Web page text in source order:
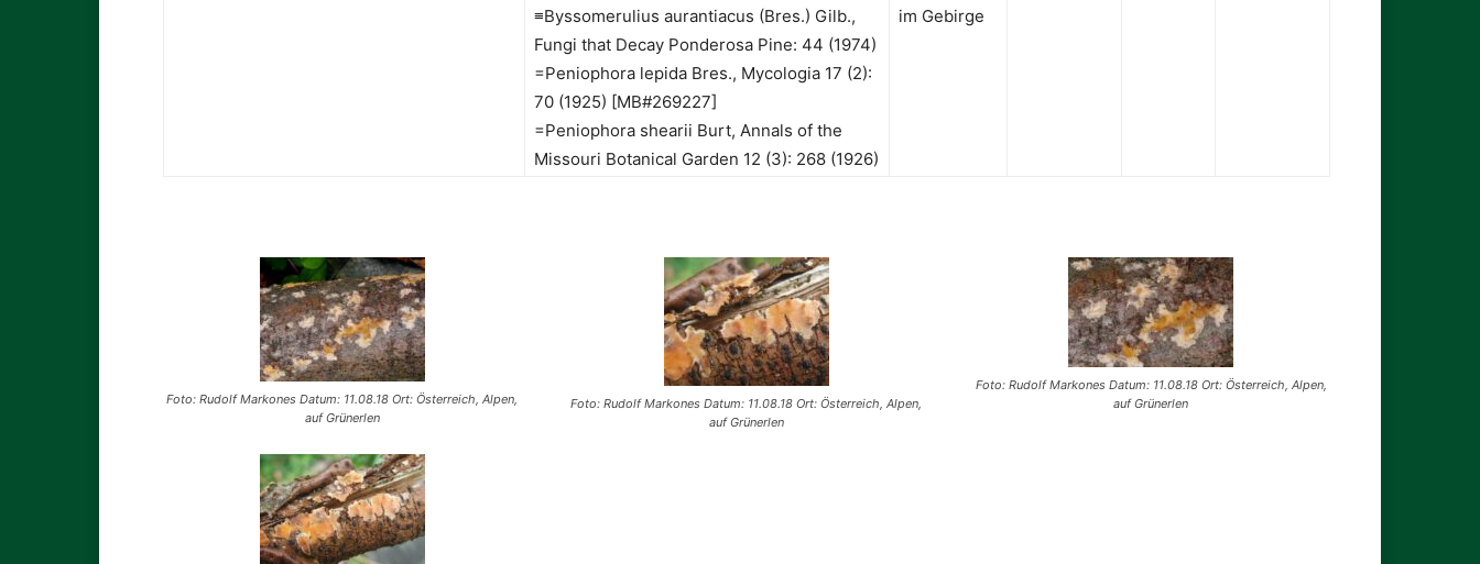
≡Byssomerulius aurantiacus (Bres.) Gilb.,
Fungi that Decay Ponderosa Pine: 44 (1974)
=Peniophora lepida Bres., Mycologia 17 (2):
70 (1925) [MB#269227]
=Peniophora shearii Burt, Annals of the
Missouri Botanical Garden 12 (3): 268 (1926)
im Gebirge
Foto: Rudolf Markones Datum: 11.08.18 Ort: Österreich, Alpen,
auf Grünerlen
Foto: Rudolf Markones Datum: 11.08.18 Ort: Österreich, Alpen,
auf Grünerlen
Foto: Rudolf Markones Datum: 11.08.18 Ort: Österreich, Alpen,
auf Grünerlen